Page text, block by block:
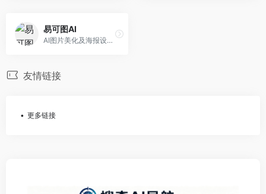
易可图AI
AI图片美化及海报设计平台，专注于电商视觉设计。面向电商卖家，提供图片美化、海报设计、营销素材等服务，设计效率高。
友情链接
更多链接